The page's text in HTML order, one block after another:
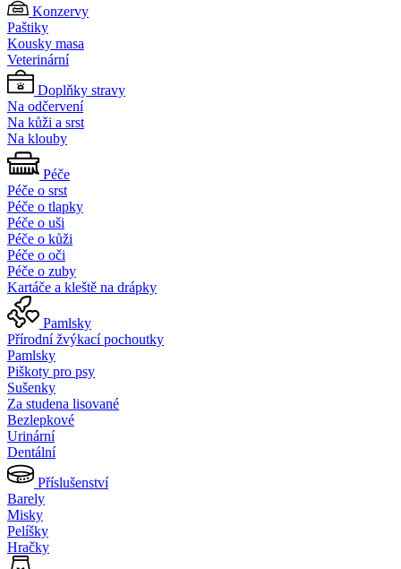
Konzervy
Paštiky
Kousky masa
Veterinární
Doplňky stravy
Na odčervení
Na kůži a srst
Na klouby
Péče
Péče o srst
Péče o tlapky
Péče o uši
Péče o kůži
Péče o oči
Péče o zuby
Kartáče a kleště na drápky
Pamlsky
Přírodní žvýkací pochoutky
Pamlsky
Piškoty pro psy
Sušenky
Za studena lisované
Bezlepkové
Urinární
Dentální
Příslušenství
Barely
Misky
Pelíšky
Hračky